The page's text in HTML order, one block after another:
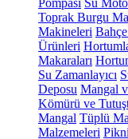
Pompası Su
Toprak Burgu
Makineleri
Ürünleri
Makaraları
Su Zamanlayıcı
Deposu Mangal
Kömürü ve
Mangal Tüplü
Malzemeleri